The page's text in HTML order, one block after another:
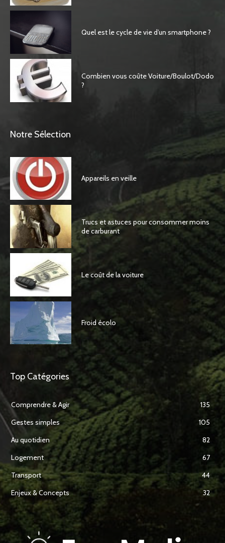
Quel est le cycle de vie d’un smartphone ?
Combien vous coûte Voiture/Boulot/Dodo
?
Notre Sélection
Appareils en veille
Trucs et astuces pour consommer moins
de carburant
Le coût de la voiture
Froid écolo
Top Catégories
Comprendre & Agir
135
Gestes simples
105
Au quotidien
82
Logement
67
Transport
44
Enjeux & Concepts
32